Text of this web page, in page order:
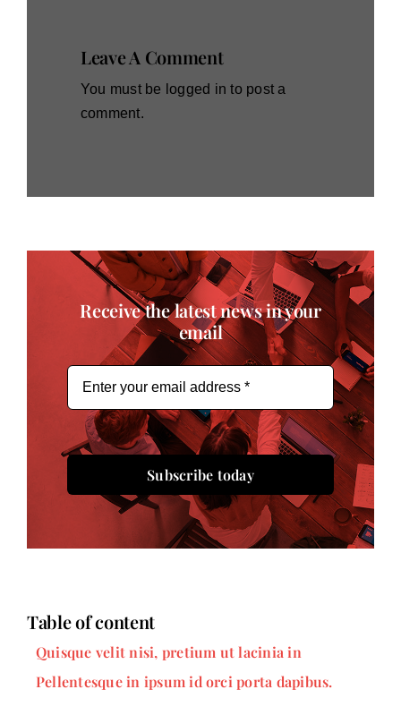
Leave A Comment
You must be logged in to post a
comment.
Receive the latest news in your
email
Subscribe today
Table of content
Quisque velit nisi, pretium ut lacinia in
Pellentesque in ipsum id orci porta dapibus.